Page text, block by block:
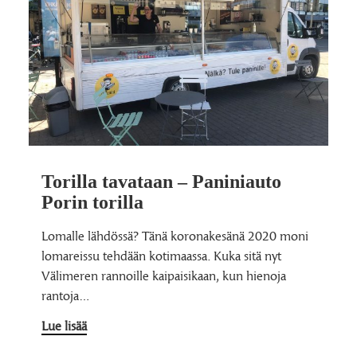
Torilla tavataan – Paniniauto
Porin torilla
Lomalle lähdössä? Tänä koronakesänä 2020 moni
lomareissu tehdään kotimaassa. Kuka sitä nyt
Välimeren rannoille kaipaisikaan, kun hienoja
rantoja…
Lue lisää